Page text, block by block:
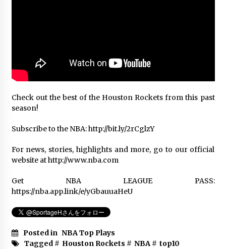
Malone (Ultimate MIX) 2019
Ben Simmons “Walk It Like I Talk It”
Top 10 Houston Rockets Plays Of All
Time
NBA Mix #4 (2019-20 Season –
January) ᴴᴰ
Check out the best of the Houston Rockets from this past
season!
Subscribe to the NBA: http://bit.ly/2rCglzY
For news, stories, highlights and more, go to our official
website at http://www.nba.com
Get NBA LEAGUE PASS:
https://nba.app.link/e/yGbauuaHeU
Posted in NBA Top Plays
Tagged # Houston Rockets # NBA# top10